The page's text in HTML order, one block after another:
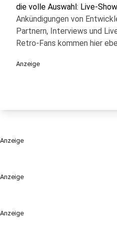
Anzeige
Anzeige
die volle Auswahl: Live-
Ankündigungen von
Partnern, Interviews und
Retro-Fans kommen hier
Anzeige
Anzeige